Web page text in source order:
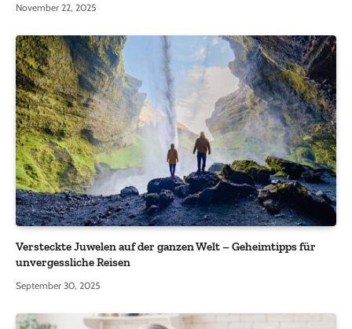
November 22, 2025
Versteckte Juwelen auf der ganzen Welt – Geheimtipps für
unvergessliche Reisen
September 30, 2025